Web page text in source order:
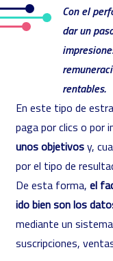
Con el
dar un
rentables.
En este tipo de
paga por clics o por
unos objetivosy,
por el tipo de
De esta forma, el
ido bien son los
mediante un
suscripciones,